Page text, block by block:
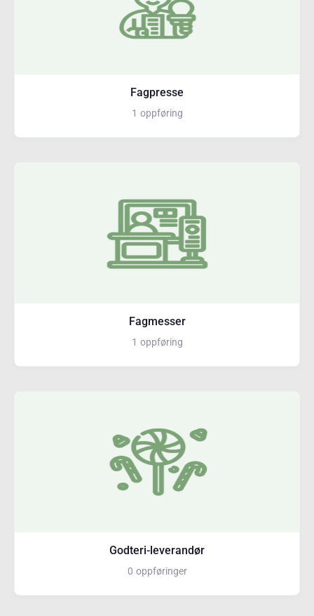
Fagpresse
1 oppføring
Fagmesser
1 oppføring
Godteri-leverandør
0 oppføringer